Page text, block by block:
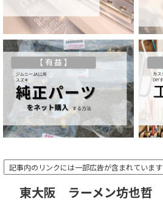
記事内のリンクには一部広告が含まれています
東大阪 ラーメン坊也哲